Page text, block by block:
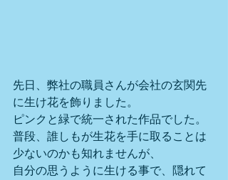
先日、弊社の職員さんが会社の玄関先
に生け花を飾りました。
ピンクと緑で統一された作品でした。
普段、誰しもが生花を手に取ることは
少ないのかも知れませんが、
自分の思うように生ける事で、隠れて